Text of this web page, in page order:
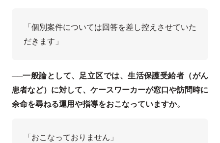
「個別案件については回答を差し控えさせていた
だきます」
──一般論として、足立区では、生活保護受給者（がん
患者など）に対して、ケースワーカーが窓口や訪問時に
余命を尋ねる運用や指導をおこなっていますか。
「おこなっておりません」